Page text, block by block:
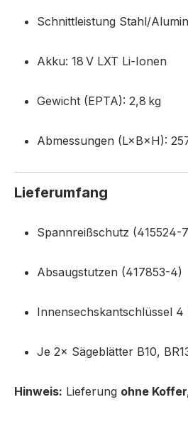
Schnittleistung Stahl/
Akku: 18 V LXT Li-Ionen
Gewicht (EPTA): 2,8 kg
Abmessungen (L×B×H):
Lieferumfang
Spannreißschutz (415524-
Absaugstutzen (417853-4)
Innensechskantschlüssel 4
Je 2× Sägeblätter B10,
Hinweis: Lieferung ohne